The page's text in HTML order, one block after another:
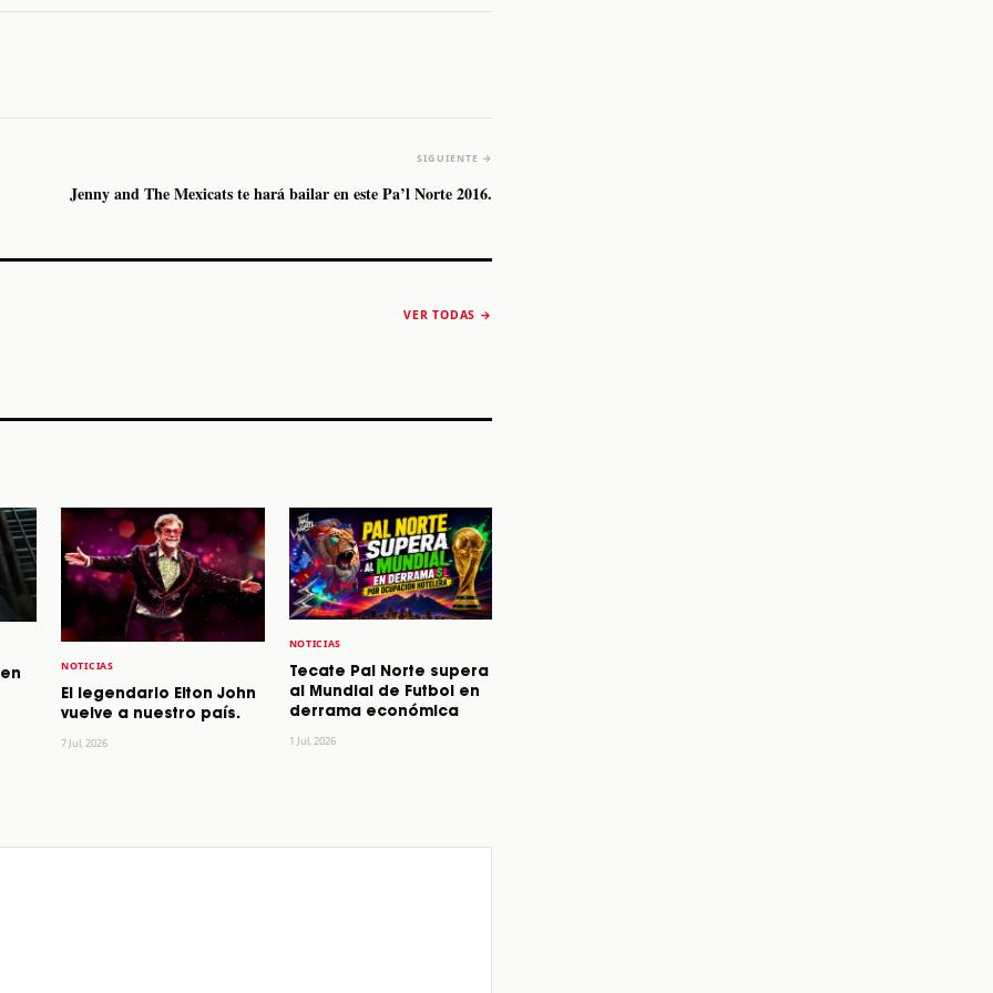
SIGUIENTE →
Jenny and The Mexicats te hará bailar en este Pa’l Norte 2016.
VER TODAS →
NOTICIAS
El legendario Elton John
vuelve a nuestro país.
7 Jul, 2026
NOTICIAS
Tecate Pal Norte supera
al Mundial de Futbol en
derrama económica
1 Jul, 2026